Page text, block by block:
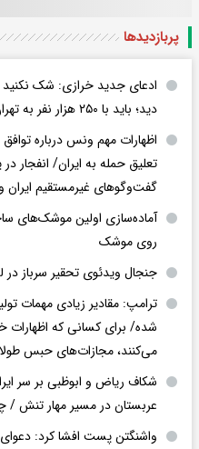
پربازدید‌ها
ادعای جدید خرازی: شک نکنید
دید؛ باید با ۲۵۰ هزار نفر به تهران حمله کنیم و دولت را سرنگون کنیم!
اظهارات مهم ونس درباره
تعلیق حمله به ایران/ انفجار
گفت‌وگوهای غیرمستقیم ایران و
آماده‌سازی اولین موشک‌های
روی موشک
جنجال ویدئوی تحقیر سرباز در
ترامپ: مقادیر زیادی مهمات
شده/ برای کسانی که اظهارات
می‌کنند، مجازات‌های حبس
شکاف ریاض و ابوظبی بر سر
عربستان در مسیر مهار تنش /
واشنگتن پست افشا کرد: